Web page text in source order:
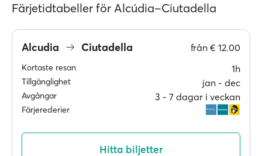
Färjetidtabeller för Alcúdia–Ciutadella
Alcudia Ciutadella från € 12.00
Kortaste resan 1h
Tillgänglighet jan ‐ dec
Avgångar 3 ‐ 7 dagar i veckan
Färjerederier
Hitta biljetter